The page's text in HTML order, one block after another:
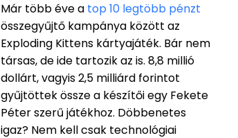
Már több éve a top 10 legtöbb pénzt
összegyűjtő kampánya között az
Exploding Kittens kártyajáték. Bár nem
társas, de ide tartozik az is. 8,8 millió
dollárt, vagyis 2,5 milliárd forintot
gyűjtöttek össze a készítői egy Fekete
Péter szerű játékhoz. Döbbenetes
igaz? Nem kell csak technológiai